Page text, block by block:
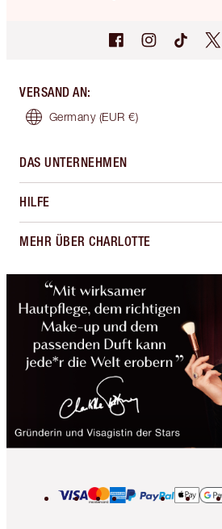
VERSAND AN:
Germany (EUR €)
DAS UNTERNEHMEN
HILFE
MEHR ÜBER CHARLOTTE